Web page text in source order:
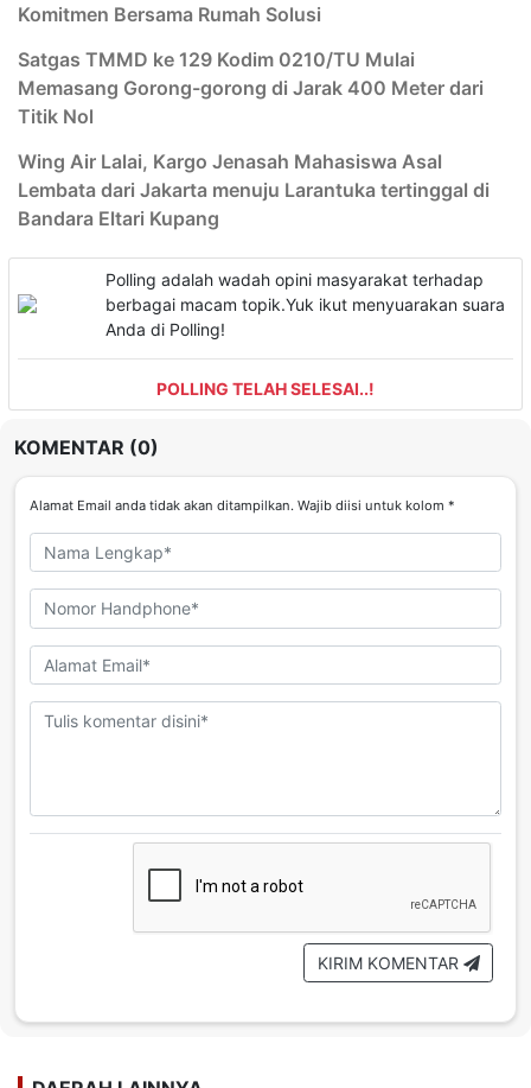
Komitmen Bersama Rumah Solusi
Satgas TMMD ke 129 Kodim 0210/TU Mulai
Memasang Gorong-gorong di Jarak 400 Meter dari
Titik Nol
Wing Air Lalai, Kargo Jenasah Mahasiswa Asal
Lembata dari Jakarta menuju Larantuka tertinggal di
Bandara Eltari Kupang
Polling adalah wadah opini masyarakat terhadap
berbagai macam topik.Yuk ikut menyuarakan suara
Anda di Polling!
POLLING TELAH SELESAI..!
KOMENTAR (0)
Alamat Email anda tidak akan ditampilkan. Wajib diisi untuk kolom *
KIRIM KOMENTAR